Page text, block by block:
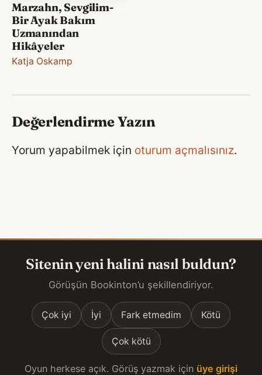
Marzahn, Sevgilim-
Bir Ayak Bakım
Uzmanından
Hikâyeler
Katja Oskamp
Değerlendirme Yazın
Yorum yapabilmek için oturum açmalısınız.
Sitenin yeni halini nasıl buldun?
Görüşün Bookinton’u şekillendiriyor.
Çok iyi İyi Fark etmedim Kötü
Çok kötü
Oyun herkese açık. Görüş yazmak için üye girişi